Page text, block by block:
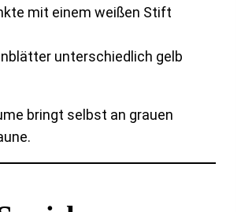
mit einem weißen Stift
unterschiedlich gelb
bringt selbst an grauen